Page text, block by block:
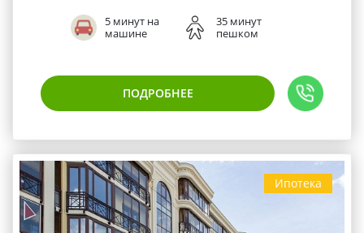
5 минут на
машине
35 минут
пешком
ПОДРОБНЕЕ
Ипотека